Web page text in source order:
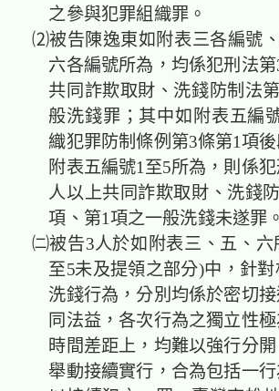
之參與犯罪組織罪。
⑵被告陳逸東如附表三各編號
六各編號所為，均係犯刑法
共同詐欺取財、洗錢防制法
般洗錢罪；其中如附表五編
織犯罪防制條例第3條第1項
附表五編號1至5所為，則係
人以上共同詐欺取財、洗錢
項、第1項之一般洗錢未遂罪。
㈡被告3人於如附表三、五、六
至5未及提領之部分)中，針
洗錢行為，分別均係於密切
同法益，各次行為之獨立性
時間差距上，均難以強行分
舉動接續實行，合為包括一